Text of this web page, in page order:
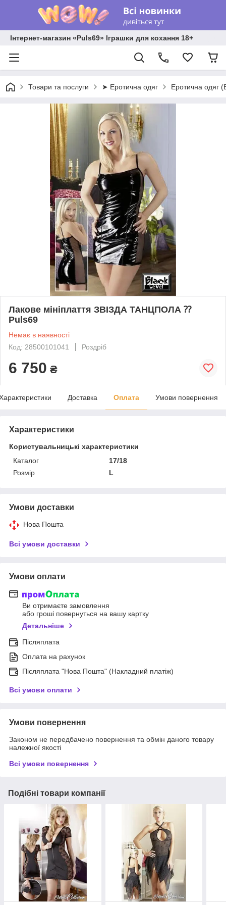
Інтернет-магазин «Puls69» Іграшки для кохання 18+
Товари та послуги ➤ Еротична одяг Еротична одяг
Лакове мініплаття ЗВІЗДА ТАНЦПОЛА ⁇
Puls69
Немає в наявності
Код: 28500101041
Роздріб
6 750 ₴
Доставка Оплата Умови повернення
Характеристики
Користувальницькі характеристики
Каталог
17/18
Розмір
L
Умови доставки
Нова Пошта
Всі умови доставки
Умови оплати
Ви отримаєте замовлення
або гроші повернуться на вашу картку
Детальніше
Післяплата
Оплата на рахунок
Післяплата "Нова Пошта" (Накладний платіж)
Всі умови оплати
Умови повернення
Законом не передбачено повернення та обмін даного товару
належної якості
Всі умови повернення
Подібні товари компанії